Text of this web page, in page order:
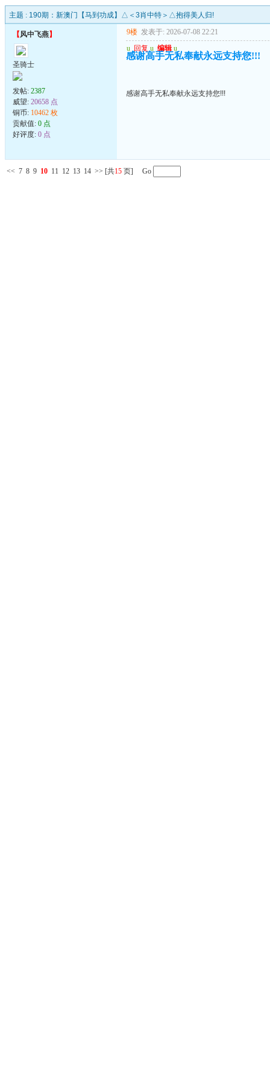
主题 : 190期：新澳门【马到功成】△＜3肖中特＞△抱得美人归!
【风中飞燕】
圣骑士
发帖: 2387
威望: 20658 点
铜币: 10462 枚
贡献值: 0 点
好评度: 0 点
9楼 发表于: 2026-07-08 22:21
u 回复 u 编辑 u
感谢高手无私奉献永远支持您!!!
感谢高手无私奉献永远支持您!!!
<< 7 8 9 10 11 12 13 14 >> [共15 页] Go